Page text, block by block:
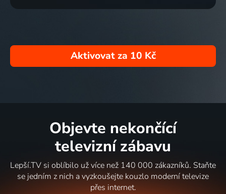
Aktivovat za 10 Kč
Objevte nekončící
televizní zábavu
Lepší.TV si oblíbilo už více než 140 000 zákazníků. Staňte
se jedním z nich a vyzkoušejte kouzlo moderní televize
přes internet.